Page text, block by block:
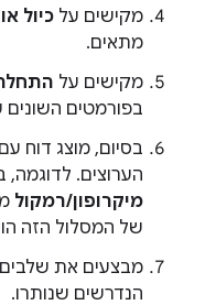
מקישים על כיול
מתאים.
מקישים על
בפורמטים השונים
בסיום, מוצג דוח
הערוצים. לדוגמה,
מיקרופון/רמקול
של המסלול הזה
הנדרשים שנותרו.